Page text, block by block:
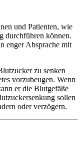
und Patienten, wie
durchführen können.
enger Absprache mit
zu senken
vorzubeugen. Wenn
er die Blutgefäße
sollen
oder verzögern.